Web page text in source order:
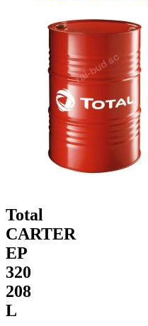
Total
CARTER
EP
320
208
L